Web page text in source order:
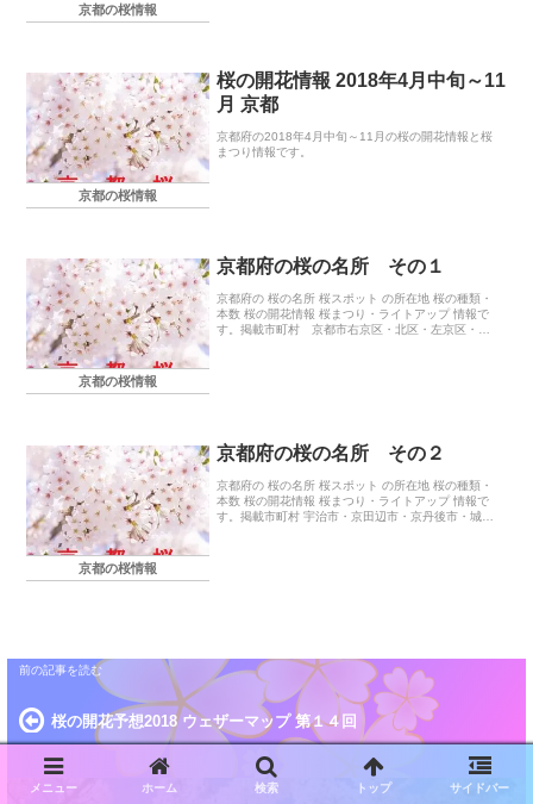
京都の桜情報
京都の桜情報
桜の開花情報 2018年4月中旬～11
月 京都
京都府の2018年4月中旬～11月の桜の開花情報と桜
まつり情報です。
京都の桜情報
京都府の桜の名所 その１
京都府の 桜の名所 桜スポット の所在地 桜の種類・
本数 桜の開花情報 桜まつり・ライトアップ 情報で
す。掲載市町村 京都市右京区・北区・左京区・上
京都の桜情報
京都府の桜の名所 その２
京都府の 桜の名所 桜スポット の所在地 桜の種類・
本数 桜の開花情報 桜まつり・ライトアップ 情報で
す。掲載市町村 宇治市・京田辺市・京丹後市・城陽
桜の開花予想2018 ウェザーマップ 第１４回
メニュー ホーム 検索 トップ サイドバー